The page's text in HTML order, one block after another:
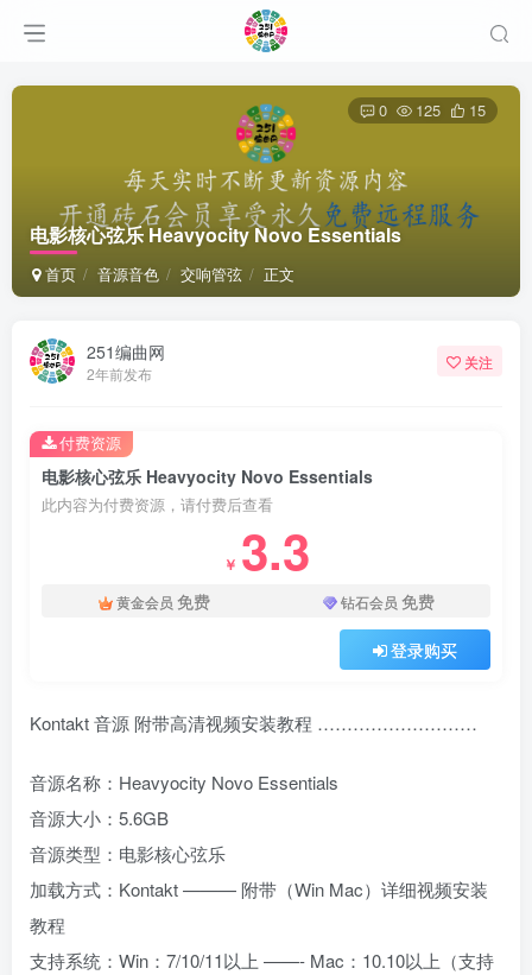
电影核心弦乐 Heavyocity Novo Essentials
首页 音源音色 交响管弦 正文
0 125 15
251编曲网
2年前发布
关注
电影核心弦乐 Heavyocity Novo Essentials
此内容为付费资源，请付费后查看
￥ 3.3
黄金会员 免费 钻石会员 免费
登录购买
付费资源
Kontakt 音源 附带高清视频安装教程 ………………………
音源名称：Heavyocity Novo Essentials
音源大小：5.6GB
音源类型：电影核心弦乐
加载方式：Kontakt ——— 附带（Win Mac）详细视频安装
教程
支持系统：Win：7/10/11以上 ——- Mac：10.10以上（支持